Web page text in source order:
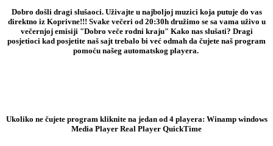
Dobro došli dragi slušaoci. Uživajte u najboljoj muzici koja putuje do vas
direktno iz Koprivne!!! Svake večeri od 20:30h družimo se sa vama uživo u
večernjoj emisiji "Dobro veče rodni kraju" Kako nas slušati? Dragi
posjetioci kad posjetite naš sajt trebalo bi već odmah da čujete naš program
pomoću našeg automatskog playera.
Ukoliko ne čujete program kliknite na jedan od 4 playera: Winamp windows
Media Player Real Player QuickTime